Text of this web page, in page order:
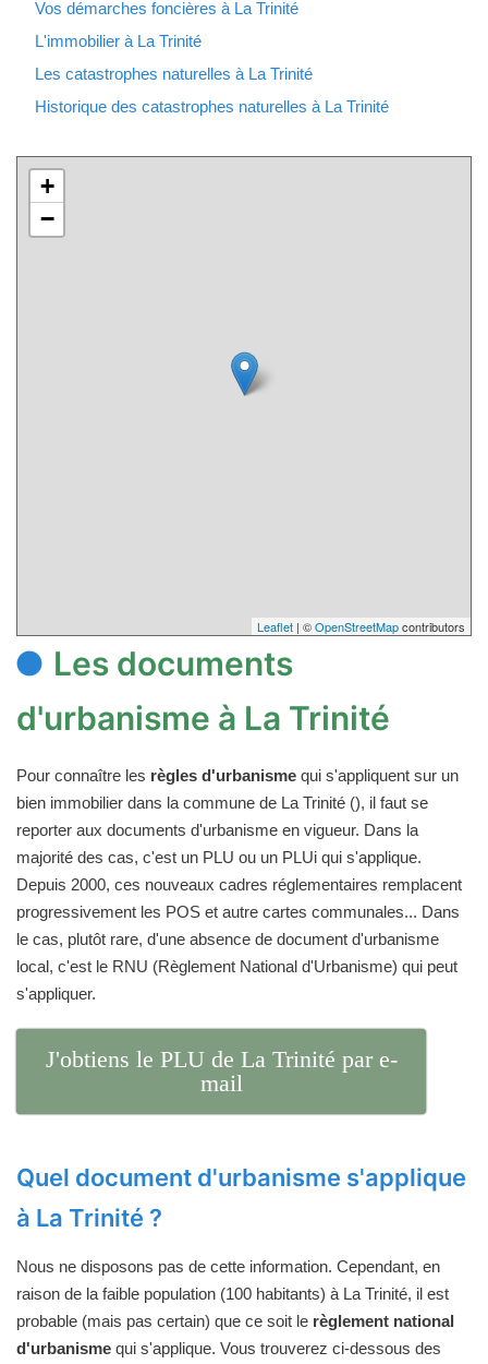
Vos démarches foncières à La Trinité
L'immobilier à La Trinité
Les catastrophes naturelles à La Trinité
Historique des catastrophes naturelles à La Trinité
+
−
Leaflet | ©OpenStreetMapcontributors
Les documents
d'urbanisme à La Trinité
Pour connaître les règles d'urbanisme qui s'appliquent sur un
bien immobilier dans la commune de La Trinité (), il faut se
reporter aux documents d'urbanisme en vigueur. Dans la
majorité des cas, c'est un PLU ou un PLUi qui s'applique.
Depuis 2000, ces nouveaux cadres réglementaires remplacent
progressivement les POS et autre cartes communales... Dans
le cas, plutôt rare, d'une absence de document d'urbanisme
local, c'est le RNU (Règlement National d'Urbanisme) qui peut
s'appliquer.
J'obtiens le PLU de La Trinité par e-
mail
Quel document d'urbanisme s'applique
à La Trinité ?
Nous ne disposons pas de cette information. Cependant, en
raison de la faible population (100 habitants) à La Trinité, il est
probable (mais pas certain) que ce soit le règlement national
d'urbanisme qui s'applique. Vous trouverez ci-dessous des